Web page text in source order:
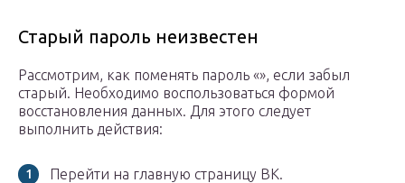
Старый пароль неизвестен
Рассмотрим, как поменять пароль «», если забыл
старый. Необходимо воспользоваться формой
восстановления данных. Для этого следует
выполнить действия:
Перейти на главную страницу ВК.